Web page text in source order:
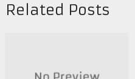
Related Posts